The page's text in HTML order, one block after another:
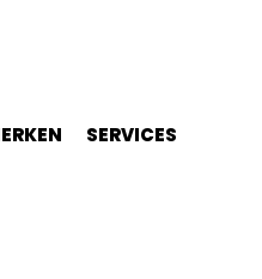
SERVICES